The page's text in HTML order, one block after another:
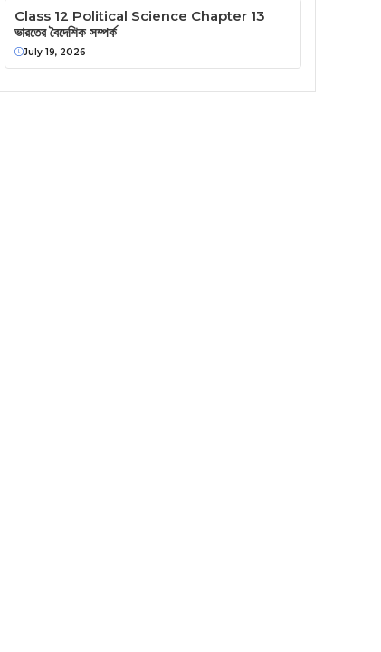
Class 12 Political Science Chapter 13
ভারতের বৈদেশিক সম্পর্ক
July 19, 2026